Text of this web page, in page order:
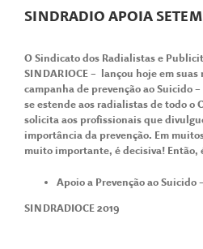
SINDRADIO APOIA
O Sindicato dos Radialistas e
SINDARIOCE – lançou hoje em suas
campanha de prevenção ao Suicido
se estende aos radialistas de todo o
solicita aos profissionais que
importância da prevenção. Em
muito importante, é decisiva! Então,
Apoio a Prevenção ao Suicido
SINDRADIOCE 2019